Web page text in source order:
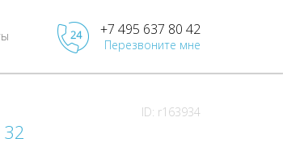
+7 495 637 80 42
Перезвоните мне
ID: r163934